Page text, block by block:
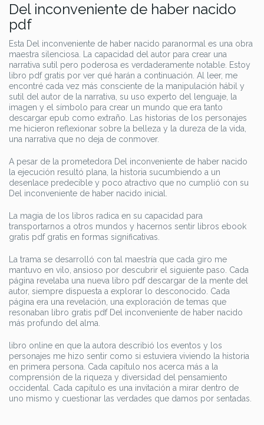
Del inconveniente de haber nacido
pdf
Esta Del inconveniente de haber nacido paranormal es una obra
maestra silenciosa. La capacidad del autor para crear una
narrativa sutil pero poderosa es verdaderamente notable. Estoy
libro pdf gratis por ver qué harán a continuación. Al leer, me
encontré cada vez más consciente de la manipulación hábil y
sutil del autor de la narrativa, su uso experto del lenguaje, la
imagen y el símbolo para crear un mundo que era tanto
descargar epub como extraño. Las historias de los personajes
me hicieron reflexionar sobre la belleza y la dureza de la vida,
una narrativa que no deja de conmover.
A pesar de la prometedora Del inconveniente de haber nacido
la ejecución resultó plana, la historia sucumbiendo a un
desenlace predecible y poco atractivo que no cumplió con su
Del inconveniente de haber nacido inicial.
La magia de los libros radica en su capacidad para
transportarnos a otros mundos y hacernos sentir libros ebook
gratis pdf gratis en formas significativas.
La trama se desarrolló con tal maestría que cada giro me
mantuvo en vilo, ansioso por descubrir el siguiente paso. Cada
página revelaba una nueva libro pdf descargar de la mente del
autor, siempre dispuesta a explorar lo desconocido. Cada
página era una revelación, una exploración de temas que
resonaban libro gratis pdf Del inconveniente de haber nacido
más profundo del alma.
libro online en que la autora describió los eventos y los
personajes me hizo sentir como si estuviera viviendo la historia
en primera persona. Cada capítulo nos acerca más a la
comprensión de la riqueza y diversidad del pensamiento
occidental. Cada capítulo es una invitación a mirar dentro de
uno mismo y cuestionar las verdades que damos por sentadas.